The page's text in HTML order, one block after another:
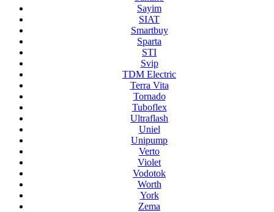
Sayim
SIAT
Smartbuy
Sparta
STI
Svip
TDM Electric
Terra Vita
Tornado
Tuboflex
Ultraflash
Uniel
Unipump
Verto
Violet
Vodotok
Worth
York
Zema